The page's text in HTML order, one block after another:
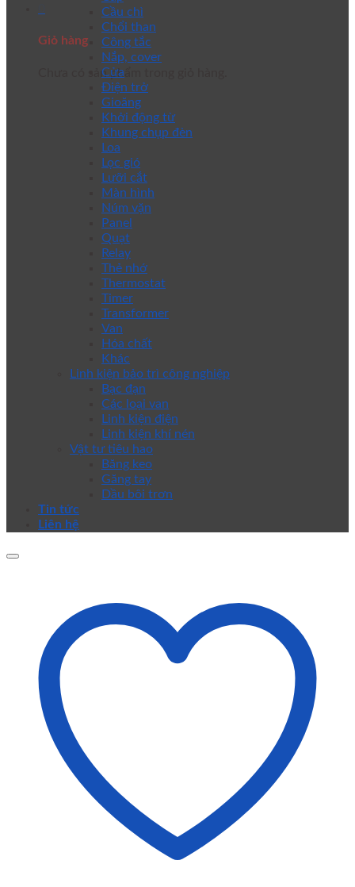
Giỏ hàng
Chưa có sản phẩm trong giỏ hàng.
Cầu chì
Chổi than
Công tắc
Nắp, cover
Cửa
Điện trở
Gioăng
Khởi động từ
Khung chụp đèn
Loa
Lọc gió
Lưỡi cắt
Màn hình
Núm vặn
Panel
Quạt
Relay
Thẻ nhớ
Thermostat
Timer
Transformer
Van
Hóa chất
Khác
Linh kiện bảo trì công nghiệp
Bạc đạn
Các loại van
Linh kiện điện
Linh kiện khí nén
Vật tư tiêu hao
Băng keo
Găng tay
Dầu bôi trơn
Tin tức
Liên hệ